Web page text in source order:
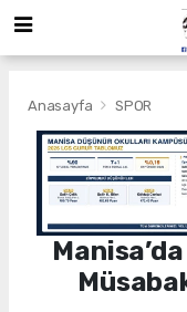
Anasayfa SPOR